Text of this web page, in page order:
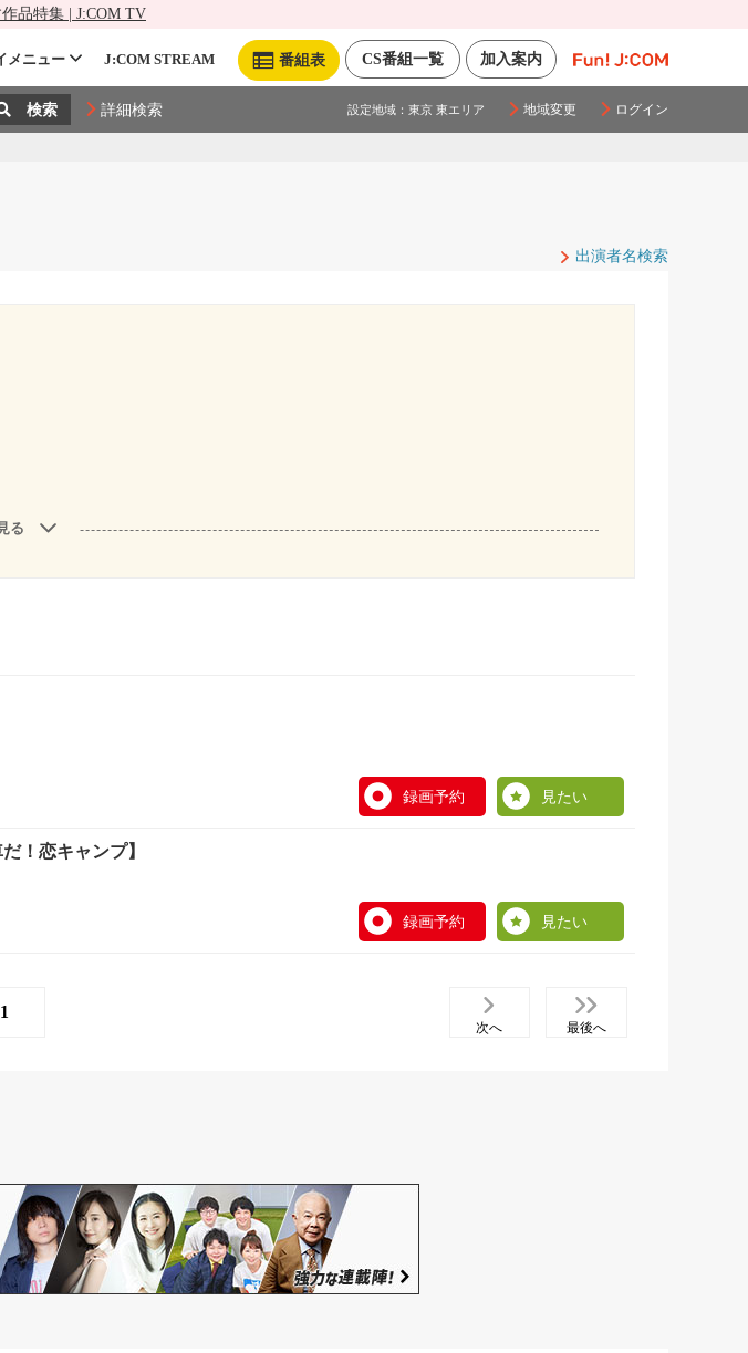
品特集 | J:COM TV
加入案内
CS番組一覧
番組表
メニュー J:COM STREAM
詳細検索 設定地域： 東京 東エリア 地域変更 ログイン
出演者名検索
る
録画予約 見たい
！恋キャンプ】
録画予約 見たい
1
次へ 最後へ